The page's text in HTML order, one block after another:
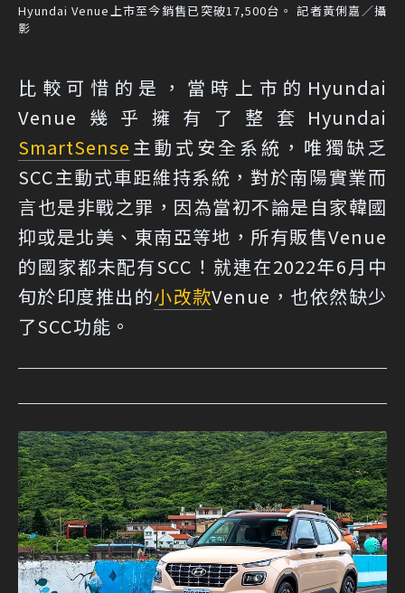
Hyundai Venue上市至今銷售已突破17,500台。 記者黃俐嘉／攝
影
比較可惜的是，當時上市的Hyundai
Venue幾乎擁有了整套Hyundai
SmartSense 主動式安全系統，唯獨缺乏
SCC主動式車距維持系統，對於南陽實業而
言也是非戰之罪，因為當初不論是自家韓國
抑或是北美、東南亞等地，所有販售Venue
的國家都未配有SCC！就連在2022年6月中
旬於印度推出的小改款Venue，也依然缺少
了SCC功能。